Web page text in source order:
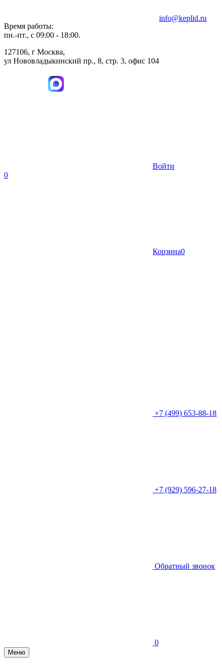
Время работы:
пн.-пт., с 09:00 - 18:00.
127106, г Москва,
ул Нововладыкинский пр., 8, стр. 3, офис 104
info@keplid.ru
Войти
0
Корзина0
+7 (499) 653-88-18
+7 (929) 596-27-18
Обратный звонок
0
Меню